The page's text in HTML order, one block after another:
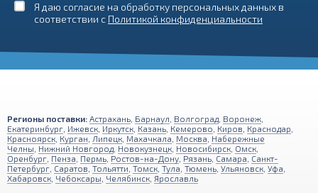
Я даю согласие на обработку персональных данных в
соответствии с Политикой конфиденциальности
Регионы поставки: Астрахань Барнаул Волгоград Воронеж
Екатеринбург Ижевск Иркутск Казань Кемерово Киров Краснодар
Красноярск Курган Липецк Махачкала Москва Набережные
Челны Нижний Новгород Новокузнецк Новосибирск Омск
Оренбург Пенза Пермь Ростов-на-Дону Рязань Самара Санкт-
Петербург Саратов Тольятти Томск Тула Тюмень Ульяновск Уфа
Хабаровск Чебоксары Челябинск Ярославль